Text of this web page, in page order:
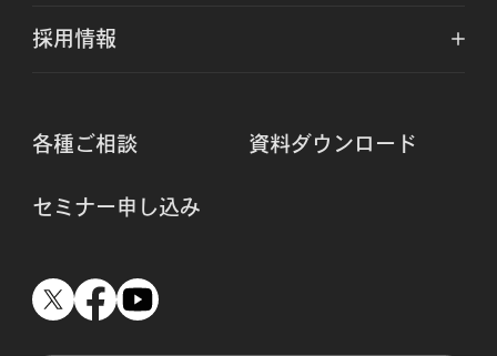
採用情報
各種ご相談 資料ダウンロード
セミナー申し込み